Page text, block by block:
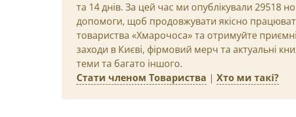
та 14 днів. За цей час ми опублікували 29518
допомоги, щоб продовжувати якісно
товариства «Хмарочоса» та отримуйте приємні
заходи в Києві, фірмовий мерч та актуальні
теми та багато іншого.
Стати членом Товариства | Хто ми такі?